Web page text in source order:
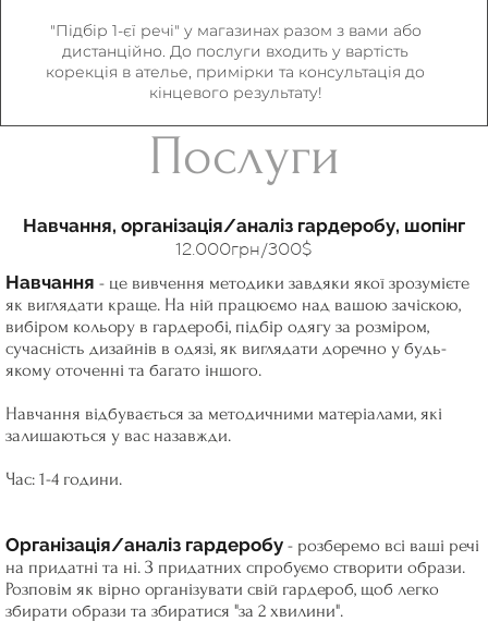
"Підбір 1-єї речі" у магазинах разом з вами або
дистанційно. До послуги входить у вартість
корекція в ателье, примірки та консультація до
кінцевого результату!
Послуги
Навчання, організація/аналіз гардеробу, шопінг
12.000грн/300$
Навчання - це вивчення методики завдяки якої зрозумієте
як виглядати краще. На ній працюємо над вашою зачіскою,
вибіром кольору в гардеробі, підбір одягу за розміром,
сучасність дизайнів в одязі, як виглядати доречно у будь-
якому оточенні та багато іншого.
Навчання відбувається за методичними матеріалами, які
залишаються у вас назавжди.
Час: 1-4 години.
Організація/аналіз гардеробу - розберемо всі ваші речі
на придатні та ні. З придатних спробуємо створити образи.
Розповім як вірно організувати свій гардероб, щоб легко
збирати образи та збиратися "за 2 хвилини".